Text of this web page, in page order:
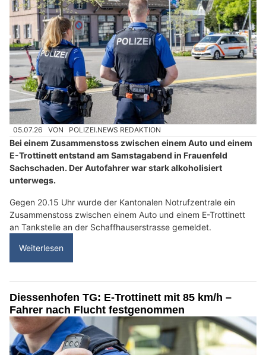
05.07.26 VON POLIZEI.NEWS REDAKTION
Bei einem Zusammenstoss zwischen einem Auto und einem
E-Trottinett entstand am Samstagabend in Frauenfeld
Sachschaden. Der Autofahrer war stark alkoholisiert
unterwegs.
Gegen 20.15 Uhr wurde der Kantonalen Notrufzentrale ein
Zusammenstoss zwischen einem Auto und einem E-Trottinett
an Tankstelle an der Schaffhauserstrasse gemeldet.
Weiterlesen
Diessenhofen TG: E-Trottinett mit 85 km/h –
Fahrer nach Flucht festgenommen